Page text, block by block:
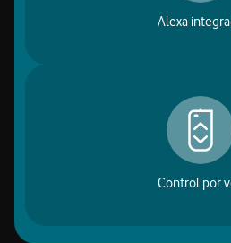
Alexa
Control por
pide avanzar, retroceder, abrir
actores. Así de fácil es